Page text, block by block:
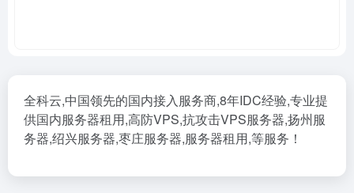
全科云,中国领先的国内接入服务商,8年IDC经验,专业提
供国内服务器租用,高防VPS,抗攻击VPS服务器,扬州服
务器,绍兴服务器,枣庄服务器,服务器租用,等服务！